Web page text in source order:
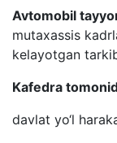
Avtomobil
mutaxassis
kelayotgan
Kafedra
davlat yo‘l